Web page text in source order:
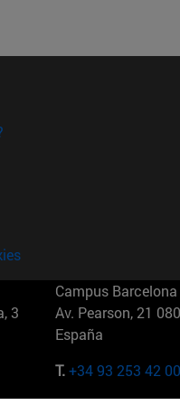
3
Campus Barcelona
Av. Pearson, 21
España
T.+34 93 253 42 00